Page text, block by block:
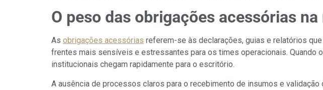
O peso das obrigações acessórias
As obrigações acessórias referem-se às declarações, guias e relatórios
frentes mais sensíveis e estressantes para os times operacionais. Quando
institucionais chegam rapidamente para o escritório.
A ausência de processos claros para o recebimento de insumos e